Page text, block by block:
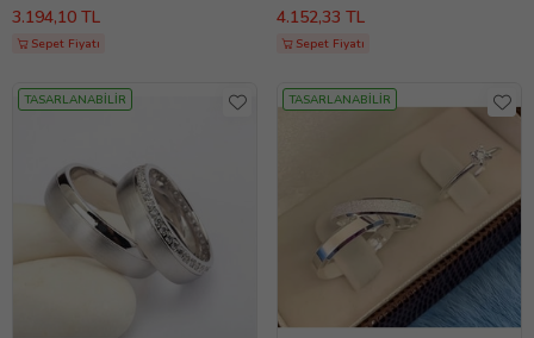
3.194,10 TL
Sepet Fiyatı
4.152,33 TL
Sepet Fiyatı
TASARLANABİLİR TASARLANABİLİR